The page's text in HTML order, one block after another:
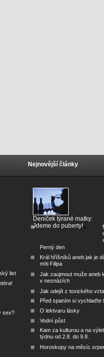
list
sex?
Nejnovější články
Deniček týrané matky:
Jdeme do puberty!
Perný den
Král hříšníků aneb jak je
míti Filipa
Jak zaujmout muže aneb
v nesnázích
Jak odejít z toxického
Před spaním si vychlaďte
O lektvaru lásky
Vodní půst
Kam za kulturou a na
týdnu od 2.8. do 9.8.
Horoskopy na měsíc